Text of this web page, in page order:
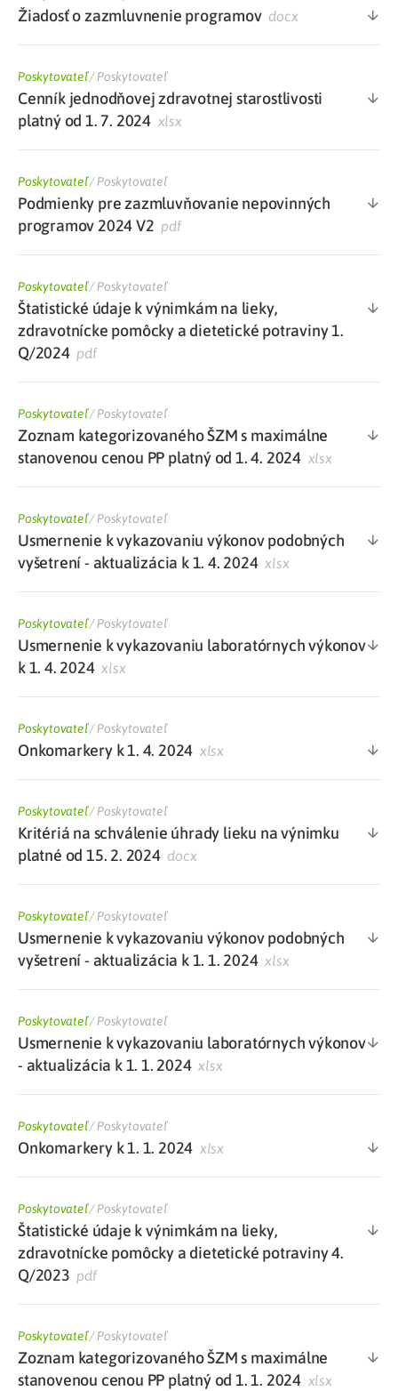
Žiadosť o zazmluvnenie programovdocx
Poskytovateľ/Poskytovateľ
Cenník jednodňovej zdravotnej starostlivosti
platný od 1. 7. 2024 xlsx
Poskytovateľ/Poskytovateľ
Podmienky pre zazmluvňovanie nepovinných
programov 2024 V2 pdf
Poskytovateľ/Poskytovateľ
Štatistické údaje k výnimkám na lieky,
zdravotnícke pomôcky a dietetické potraviny 1.
Q/2024pdf
Poskytovateľ/Poskytovateľ
Zoznam kategorizovaného ŠZM s maximálne
stanovenou cenou PP platný od 1. 4. 2024 xlsx
Poskytovateľ/Poskytovateľ
Usmernenie k vykazovaniu výkonov podobných
vyšetrení - aktualizácia k 1. 4. 2024xlsx
Poskytovateľ/Poskytovateľ
Usmernenie k vykazovaniu laboratórnych výkonov
k 1. 4. 2024xlsx
Poskytovateľ/Poskytovateľ
Onkomarkery k 1. 4. 2024 xlsx
Poskytovateľ/Poskytovateľ
Kritériá na schválenie úhrady lieku na výnimku
platné od 15. 2. 2024docx
Poskytovateľ/Poskytovateľ
Usmernenie k vykazovaniu výkonov podobných
vyšetrení - aktualizácia k 1. 1. 2024xlsx
Poskytovateľ/Poskytovateľ
Usmernenie k vykazovaniu laboratórnych výkonov
- aktualizácia k 1. 1. 2024xlsx
Poskytovateľ/Poskytovateľ
Onkomarkery k 1. 1. 2024 xlsx
Poskytovateľ/Poskytovateľ
Štatistické údaje k výnimkám na lieky,
zdravotnícke pomôcky a dietetické potraviny 4.
Q/2023 pdf
Poskytovateľ/Poskytovateľ
Zoznam kategorizovaného ŠZM s maximálne
stanovenou cenou PP platný od 1. 1. 2024 xlsx